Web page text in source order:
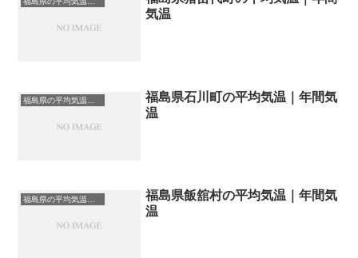
気温
福島県石川町の平均気温｜年間気
温
福島県飯舘村の平均気温｜年間気
温